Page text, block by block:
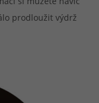
prodloužit výdrž